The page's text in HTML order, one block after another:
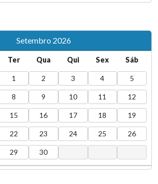
Espacial das Arboviroses Urbanas
Setembro 2026
Ter Qua Qui Sex Sáb
1 2 3 4 5
8 9 10 11 12
15 16 17 18 19
22 23 24 25 26
29 30